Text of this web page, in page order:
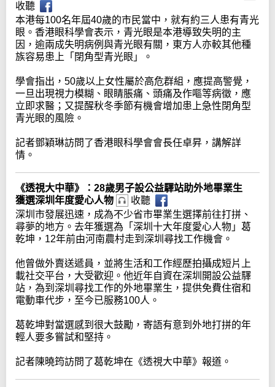
收聽
本港每100名年屆40歲的市民當中，就有約三人患有青光
眼。香港眼科學會表示，青光眼是本港導致失明的主
因，逾兩成失明病例與青光眼有關，東方人亦較其他種
族容易患上「閉角型青光眼」。
學會指出，50歲以上女性屬於高危群組，應提高警覺，
一旦出現視力模糊、眼睛脹痛、頭痛及作嘔等病徵，應
立即求醫；又提醒秋冬季節有機會增加患上急性閉角型
青光眼的風險。
記者鄧穎琳訪問了香港眼科學會會長任卓昇，講解詳
情。
《透視大中華》：28歲男子設公益驛站助外地畢業生
獲選深圳年度愛心人物
收聽
深圳市發展迅速，成為不少省市畢業生選擇前往打拼、
尋夢的地方。去年獲選為「深圳十大年度愛心人物」葛
乾坤，12年前由河南農村走到深圳尋找工作機會。
他曾做外賣送遞員，並將生活和工作經歷拍攝成短片上
載社交平台，大受歡迎。他近年自資在深圳開設公益驛
站，為到深圳尋找工作的外地畢業生，提供免費住宿和
電動車代步，至今已服務100人。
葛乾坤對當選感到很大鼓勵，寄語有意到外地打拼的年
輕人要多嘗試和堅持。
記者陳曉筠訪問了葛乾坤在《透視大中華》報道。